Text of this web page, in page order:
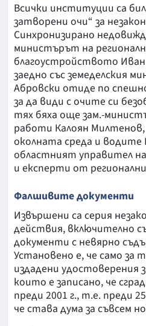
Всички институции са
затворени очи“ за
Синхронизирано
министърът на
благоустройството
заедно със земеделския
Абровски отиде по
за да види с очите си
тях бяха още зам.-
работи Калоян
околната среда и
областният управител
и експерти от
Фалшивите документи
Извършени са серия
действия, включително
документи с невярно
Установено е, че само
издадени удостоверения
които е записано, че
преди 2001 г., т.е. преди
че става дума за съвсем